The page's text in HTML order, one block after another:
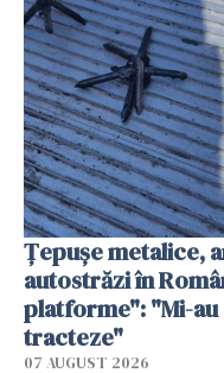
Țepușe metalice,
autostrăzi în
platforme": "Mi-au
tracteze"
07 AUGUST 2026